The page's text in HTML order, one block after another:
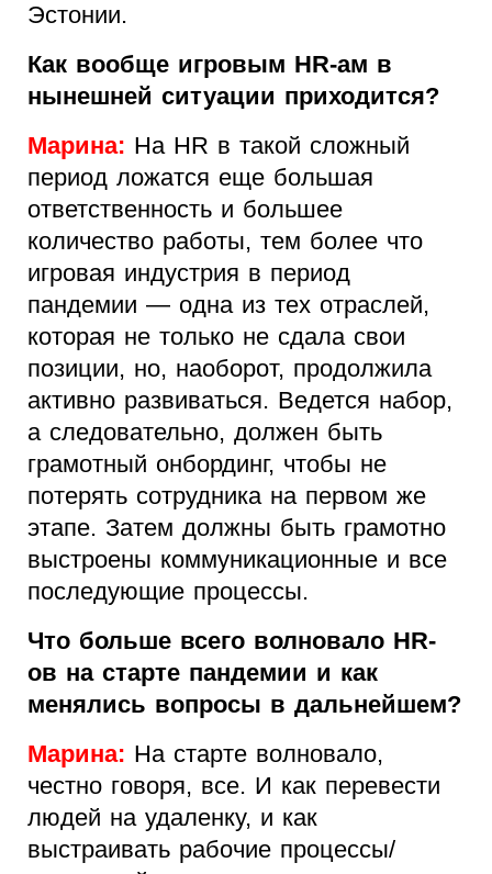
Эстонии.
Как вообще игровым HR-ам в
нынешней ситуации приходится?
Марина: На HR в такой сложный
период ложатся еще большая
ответственность и большее
количество работы, тем более что
игровая индустрия в период
пандемии — одна из тех отраслей,
которая не только не сдала свои
позиции, но, наоборот, продолжила
активно развиваться. Ведется набор,
а следовательно, должен быть
грамотный онбординг, чтобы не
потерять сотрудника на первом же
этапе. Затем должны быть грамотно
выстроены коммуникационные и все
последующие процессы.
Что больше всего волновало HR-
ов на старте пандемии и как
менялись вопросы в дальнейшем?
Марина: На старте волновало,
честно говоря, все. И как перевести
людей на удаленку, и как
выстраивать рабочие процессы/